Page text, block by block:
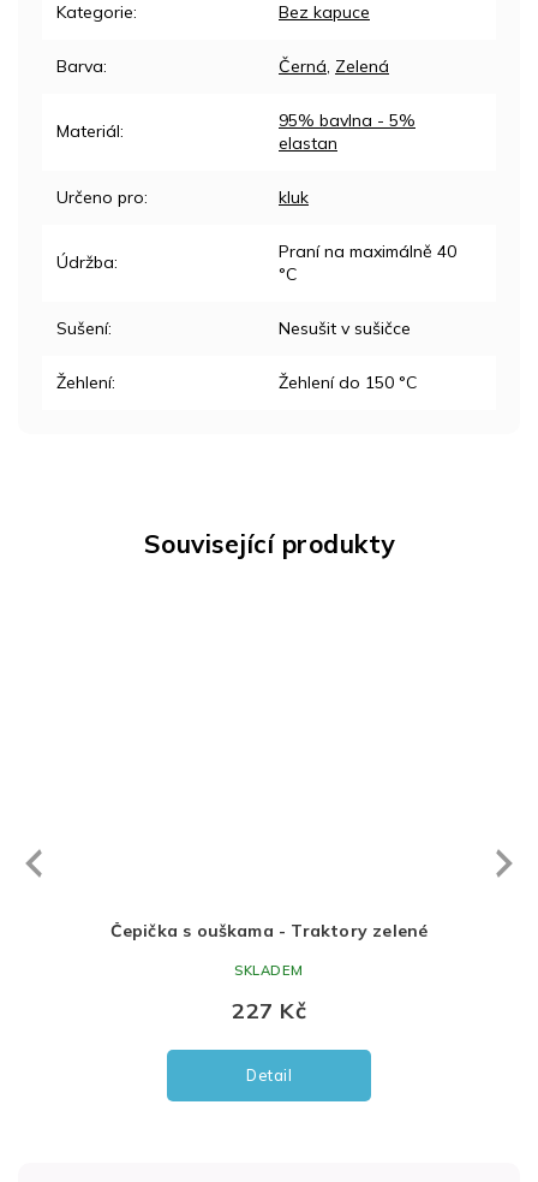
Související produkty
Čepička s ouškama - Traktory zelené
227 Kč
Detail
SKLADEM
Next
Kategorie: Bez kapuce
Barva: Černá, Zelená
Materiál:
95% bavlna - 5%
elastan
Určeno pro: kluk
Údržba:
Praní na maximálně 40
°C
Sušení: Nesušit v sušičce
Žehlení: Žehlení do 150 °C